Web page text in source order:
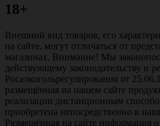
18+
Внешний вид товаров, его
на сайте, могут отличаться от
магазинах. Внимание! Мы
действующему законодательству и
Росалкогольрегулирования от
размещённая на нашем сайте
реализации дистанционным
приобретена непосредственно в
Размещённая на сайте информация о